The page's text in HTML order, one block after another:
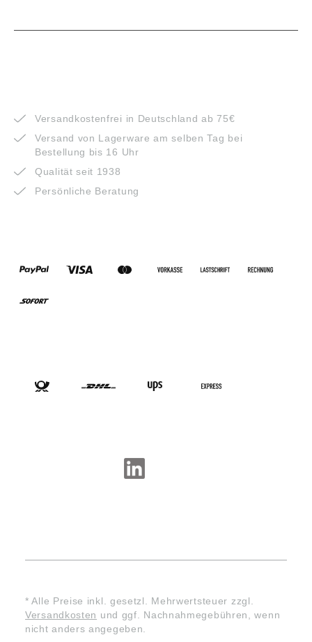
Versandkostenfrei in Deutschland ab 75€
Versand von Lagerware am selben Tag bei
Bestellung bis 16 Uhr
Qualität seit 1938
Persönliche Beratung
* Alle Preise inkl. gesetzl. Mehrwertsteuer zzgl.
Versandkosten und ggf. Nachnahmegebühren, wenn
nicht anders angegeben.